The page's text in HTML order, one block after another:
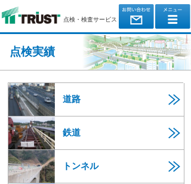
点検・検査サービス
点検実績
道路
鉄道
トンネル